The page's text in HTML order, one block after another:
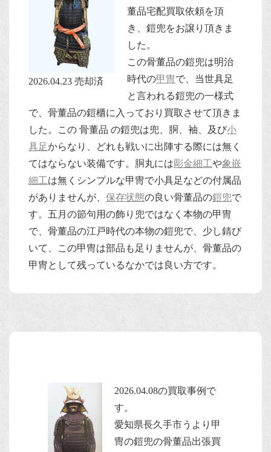
2026.04.23 売却済
董品宅配買取依頼を頂
き、鎧兜をお譲り頂きま
した。
この骨董品の鎧兜は明治
時代の甲冑で、当世具足
と言われる鎧兜の一様式
で、骨董品の鎧櫃に入っており買取させて頂きま
した。この 骨董品 の鎧兜は兜、胴、袖、及び小
具足からなり、どれも戦いに出陣する際には無く
てはならない装備です。胴丸には彫金細工や象嵌
細工は無くシンプルな甲冑で小具足などの付属品
がありませんが、 保存状態の良い骨董品の鎧兜で
す。五月の節句用の飾り兜ではなく本物の甲冑
で、骨董品の江戸時代の本物の鎧兜で、少し錆び
いて、この甲冑は部品も足りませんが、骨董品の
甲冑として残っているなかでは良い方です。
2026.04.08の買取事例で
す。
愛知県長久手市うより甲
冑の鎧兜の骨董品出張買